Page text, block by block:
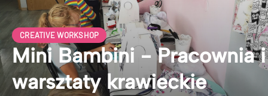
CREATIVE WORKSHOP
Mini Bambini - Pracownia i
warsztaty krawieckie